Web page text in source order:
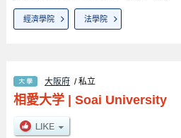
經濟學院 法學院
大阪府 / 私立
相愛大学| Soai University